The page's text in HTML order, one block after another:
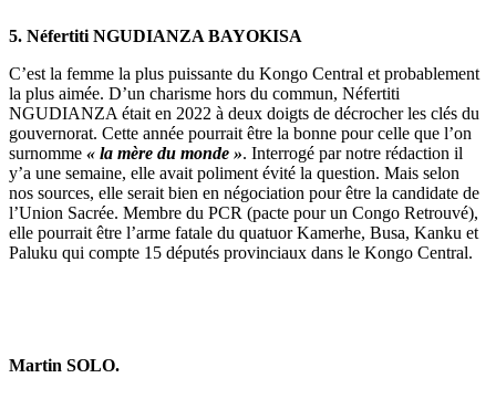
5. Néfertiti NGUDIANZA BAYOKISA
C’est la femme la plus puissante du Kongo Central et probablement
la plus aimée. D’un charisme hors du commun, Néfertiti
NGUDIANZA était en 2022 à deux doigts de décrocher les clés du
gouvernorat. Cette année pourrait être la bonne pour celle que l’on
surnomme « la mère du monde ». Interrogé par notre rédaction il
y’a une semaine, elle avait poliment évité la question. Mais selon
nos sources, elle serait bien en négociation pour être la candidate de
l’Union Sacrée. Membre du PCR (pacte pour un Congo Retrouvé),
elle pourrait être l’arme fatale du quatuor Kamerhe, Busa, Kanku et
Paluku qui compte 15 députés provinciaux dans le Kongo Central.
Martin SOLO.